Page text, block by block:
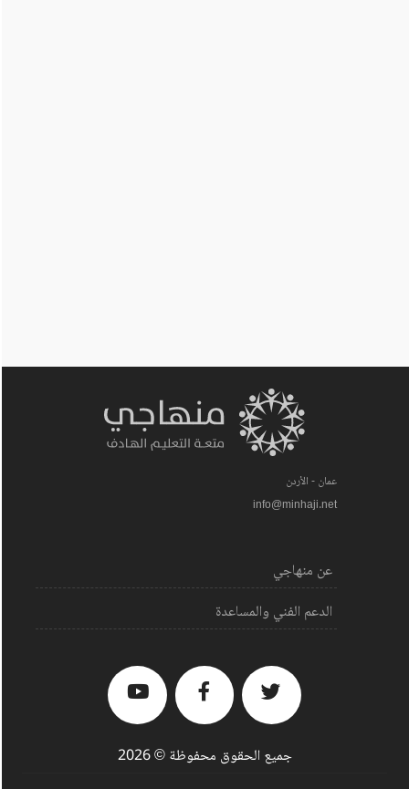
عمان - الأردن
info@minhaji.net
عن منهاجي
الدعم الفني والمساعدة
جميع الحقوق محفوظة © 2026